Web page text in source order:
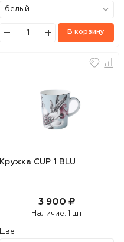
В корзину
Кружка CUP 1 BLU
3 900 ₽
Наличие: 1 шт
Цвет